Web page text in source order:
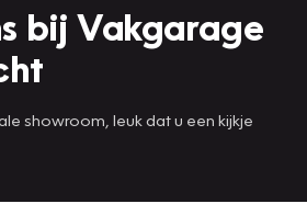
bij Vakgarage
showroom, leuk dat u een kijkje